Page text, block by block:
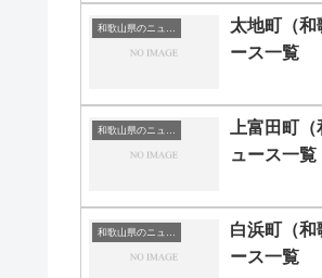
和歌山県のニュース一覧
太地町（和
ース一覧
和歌山県のニュース一覧
上富田町
ュース一覧
和歌山県のニュース一覧
白浜町（和
ース一覧